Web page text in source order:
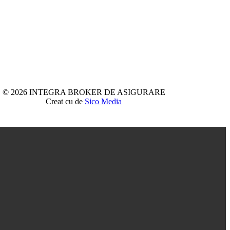
© 2026 INTEGRA BROKER DE ASIGURARE
Creat cu de Sico Media